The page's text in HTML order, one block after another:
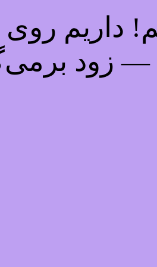
داریم روی
— زود